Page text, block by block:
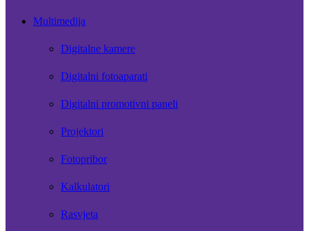
Multimedija
Digitalne kamere
Digitalni fotoaparati
Digitalni promotivni paneli
Projektori
Fotopribor
Kalkulatori
Rasvjeta